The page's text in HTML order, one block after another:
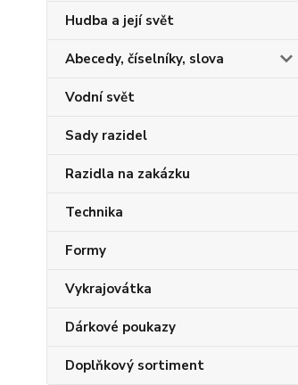
Hudba a její svět
Abecedy, číselníky, slova
Vodní svět
Sady razidel
Razidla na zakázku
Technika
Formy
Vykrajovátka
Dárkové poukazy
Doplňkový sortiment